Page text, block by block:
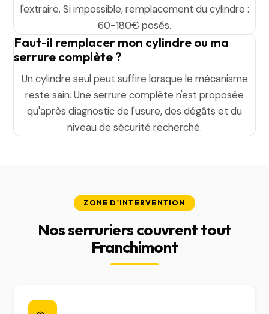
l'extraire. Si impossible, remplacement du cylindre :
60-180€ posés.
Faut-il remplacer mon cylindre ou ma
serrure complète ?
Un cylindre seul peut suffire lorsque le mécanisme
reste sain. Une serrure complète n'est proposée
qu'après diagnostic de l'usure, des dégâts et du
niveau de sécurité recherché.
ZONE D'INTERVENTION
Nos serruriers couvrent tout
Franchimont